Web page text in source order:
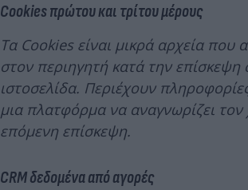
Cookies πρώτου και τρίτου μέρους
Τα Cookies είναι μικρά αρχεία που
στον περιηγητή κατά την επίσκεψη
ιστοσελίδα. Περιέχουν
μια πλατφόρμα να αναγνωρίζει
επόμενη επίσκεψη.
CRM δεδομένα από αγορές